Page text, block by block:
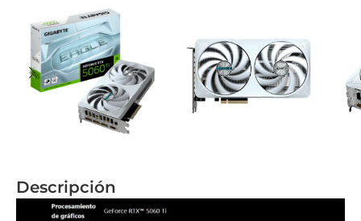
Descripción